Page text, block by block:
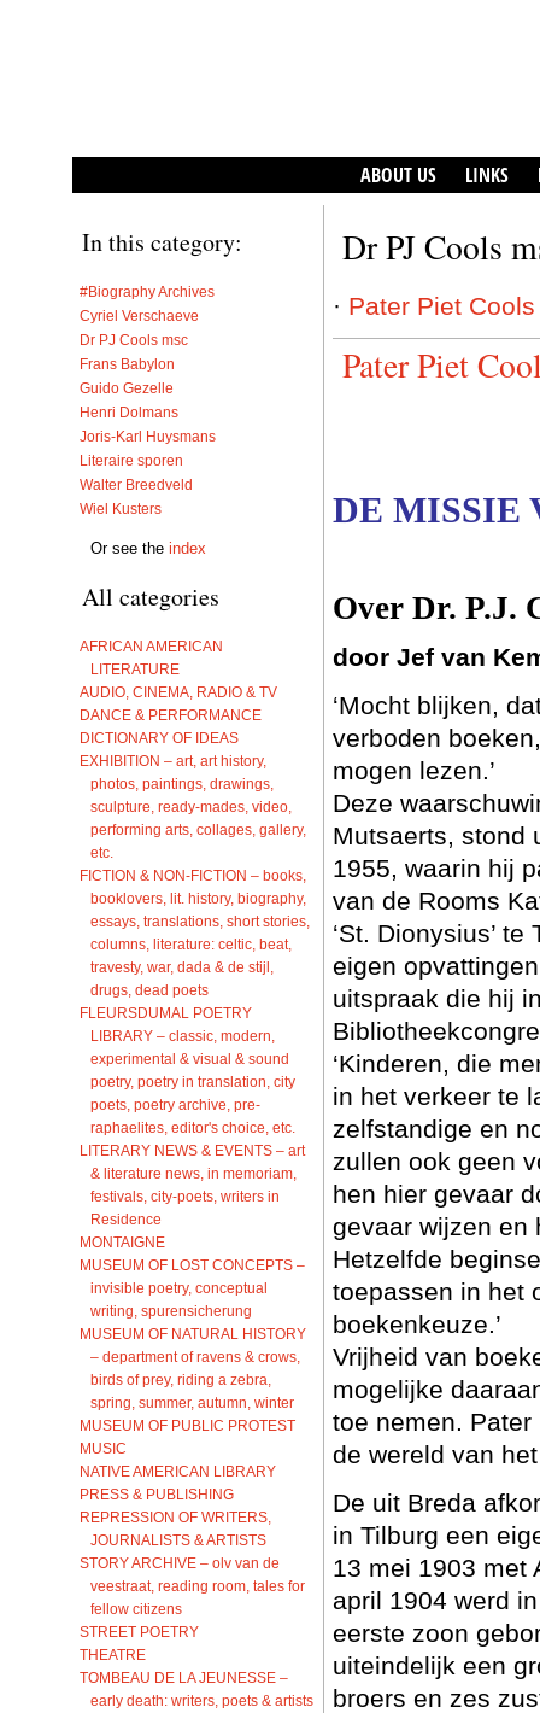
ABOUT US LINKS
In this category:
#Biography Archives
Cyriel Verschaeve
Dr PJ Cools msc
Frans Babylon
Guido Gezelle
Henri Dolmans
Joris-Karl Huysmans
Literaire sporen
Walter Breedveld
Wiel Kusters
Or see the index
All categories
AFRICAN AMERICAN
LITERATURE
AUDIO, CINEMA, RADIO & TV
DANCE & PERFORMANCE
DICTIONARY OF IDEAS
EXHIBITION – art, art history,
photos, paintings, drawings,
sculpture, ready-mades, video,
performing arts, collages, gallery,
etc.
FICTION & NON-FICTION – books,
booklovers, lit. history, biography,
essays, translations, short stories,
columns, literature: celtic, beat,
travesty, war, dada & de stijl,
drugs, dead poets
FLEURSDUMAL POETRY
LIBRARY – classic, modern,
experimental & visual & sound
poetry, poetry in translation, city
poets, poetry archive, pre-
raphaelites, editor's choice, etc.
LITERARY NEWS & EVENTS – art
& literature news, in memoriam,
festivals, city-poets, writers in
Residence
MONTAIGNE
MUSEUM OF LOST CONCEPTS –
invisible poetry, conceptual
writing, spurensicherung
MUSEUM OF NATURAL HISTORY
– department of ravens & crows,
birds of prey, riding a zebra,
spring, summer, autumn, winter
MUSEUM OF PUBLIC PROTEST
MUSIC
NATIVE AMERICAN LIBRARY
PRESS & PUBLISHING
REPRESSION OF WRITERS,
JOURNALISTS & ARTISTS
STORY ARCHIVE – olv van de
veestraat, reading room, tales for
fellow citizens
STREET POETRY
THEATRE
TOMBEAU DE LA JEUNESSE –
early death: writers, poets & artists
Dr PJ Cools
· Pater Piet Cools
Pater Piet
DE MISSIE
Over Dr. P.J.
door Jef van
‘Mocht blijken,
verboden
mogen lezen.’
Deze
Mutsaerts, stond
1955, waarin hij
van de Rooms
‘St. Dionysius’
eigen
uitspraak die hij
‘Kinderen, die
in het verkeer te
zelfstandige en
zullen ook geen
hen hier gevaar
gevaar wijzen en
Hetzelfde
toepassen in het
boekenkeuze.’
Vrijheid van
mogelijke
toe nemen.
de wereld van
De uit Breda
in Tilburg een
13 mei 1903 met
april 1904 werd
eerste zoon
uiteindelijk een
broers en zes